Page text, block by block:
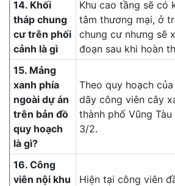
14. Khối
tháp chung
cư trên phối
cảnh là gì
Khu cao tầng sẽ có
tâm thương mại, ở
chung cư nhưng sẽ
đoạn sau khi hoàn
15. Mảng
xanh phía
ngoài dự án
trên bản đồ
quy hoạch
là gì?
Theo quy hoạch
dãy công viên cây
thành phố Vũng
3/2.
16. Công
viên nội khu
Hiện tại công viên